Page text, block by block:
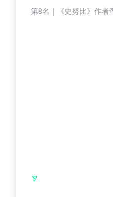
第8名｜《史努比》作者